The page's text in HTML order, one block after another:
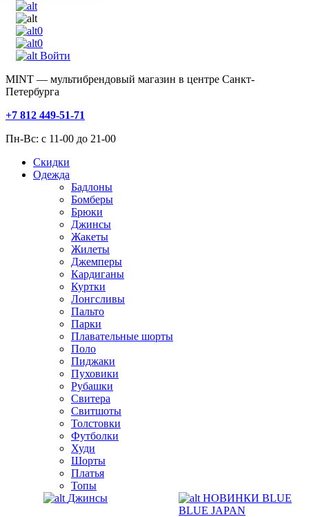
0
0
Войти
MINT — мультибрендовый магазин в центре Санкт-
Петербурга
+7 812 449-51-71
Пн-Вс: с 11-00 до 21-00
Скидки
Одежда
Бадлоны
Бомберы
Брюки
Джинсы
Жакеты
Жилеты
Джемперы
Кардиганы
Куртки
Лонгсливы
Пальто
Парки
Плавательные шорты
Поло
Пиджаки
Пуховики
Рубашки
Свитера
Свитшоты
Толстовки
Футболки
Худи
Шорты
Платья
Топы
Джинсы
НОВИНКИ BLUE
BLUE JAPAN